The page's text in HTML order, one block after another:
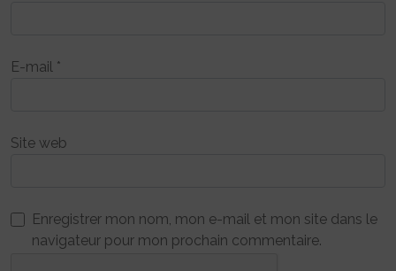
E-mail *
Site web
Enregistrer mon nom, mon e-mail et mon site dans le
navigateur pour mon prochain commentaire.